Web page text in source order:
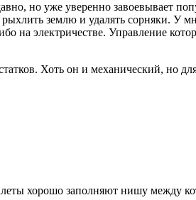
но уже уверенно завоевывает
землю и удалять сорняки. У
на электричестве. Управление
Хоть он и механический, но
хорошо заполняют нишу между